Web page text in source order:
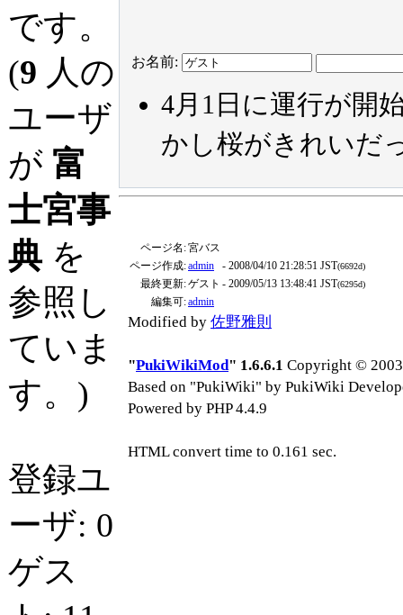
です。
(9 人の
ユーザ
が 富
士宮事
典 を
参照し
ていま
す。)
登録ユ
ーザ: 0
ゲス
お名前:
4月1日に運行が開
かし桜がきれいだ
ページ名:宮バス
ページ作成:admin - 2008/04/10 21:28:51 JST(6692d)
最終更新:ゲスト - 2009/05/13 13:48:41 JST(6295d)
編集可:admin
Modified by 佐野雅則
"PukiWikiMod" 1.6.6.1 Copyright ©
Based on "PukiWiki" by PukiWiki
Powered by PHP 4.4.9
HTML convert time to 0.161 sec.